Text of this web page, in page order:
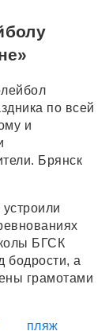
по всей
и
Брянск
БГСК
бодрости, а
грамотами
пляж